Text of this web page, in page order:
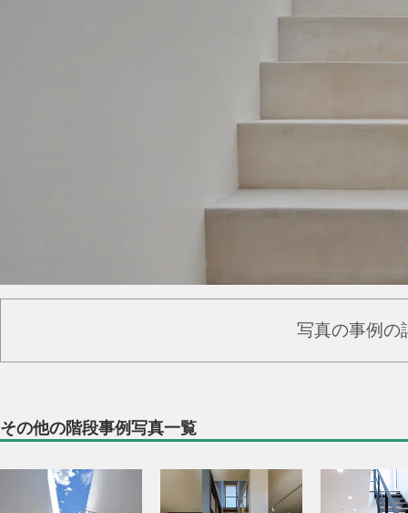
写真の事例の
その他の階段事例写真一覧